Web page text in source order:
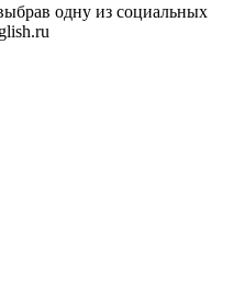
одну из социальных